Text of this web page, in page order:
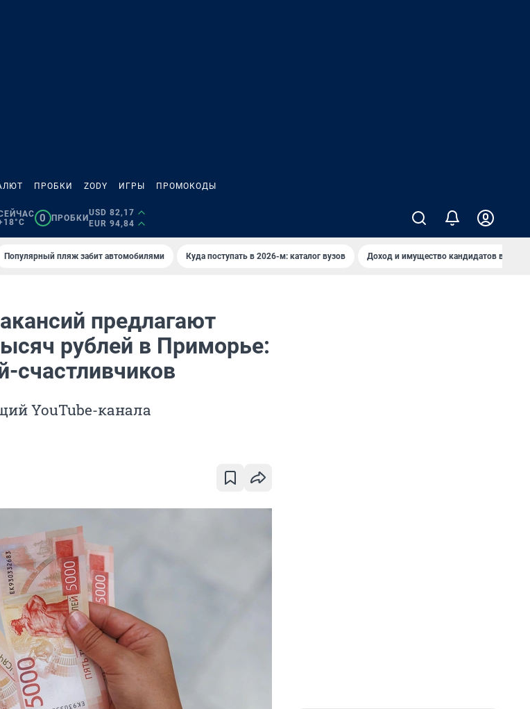
ПРОБКИ ZODY ИГРЫ ПРОМОКОДЫ
0 ПРОБКИ
USD 82,17
EUR 94,84
Популярный пляж забит автомобилями Куда поступать в 2026-м: каталог вузов Доход и имущество кандидатов в ЗС ПК
предлагают
рублей в Приморье:
счастливчиков
YouTube-канала